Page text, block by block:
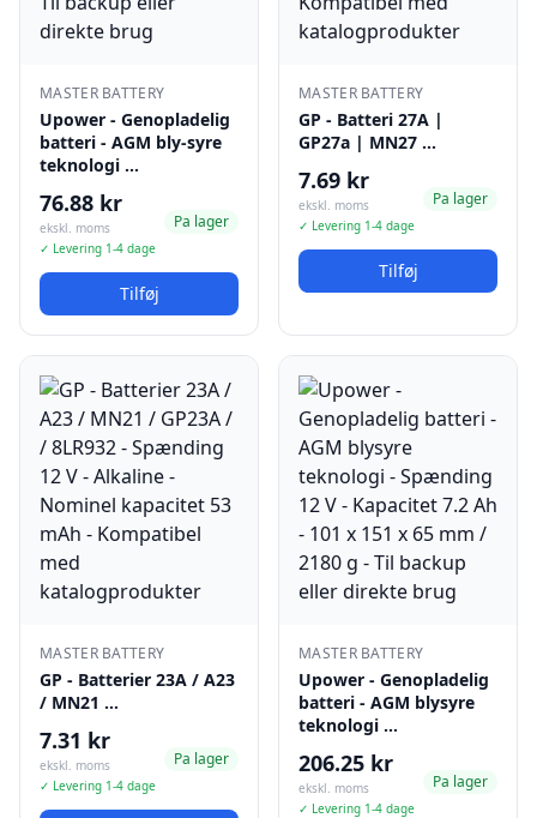
MASTER BATTERY
Upower - Genopladelig
batteri - AGM bly-syre
teknologi …
76.88 kr
ekskl. moms
✓ Levering 1-4 dage
Pa lager
Tilføj
MASTER BATTERY
GP - Batteri 27A |
GP27a | MN27 …
7.69 kr
ekskl. moms
✓ Levering 1-4 dage
Pa lager
Tilføj
MASTER BATTERY
GP - Batterier 23A / A23
/ MN21 …
7.31 kr
ekskl. moms
✓ Levering 1-4 dage
Pa lager
MASTER BATTERY
Upower - Genopladelig
batteri - AGM blysyre
teknologi …
206.25 kr
ekskl. moms
✓ Levering 1-4 dage
Pa lager